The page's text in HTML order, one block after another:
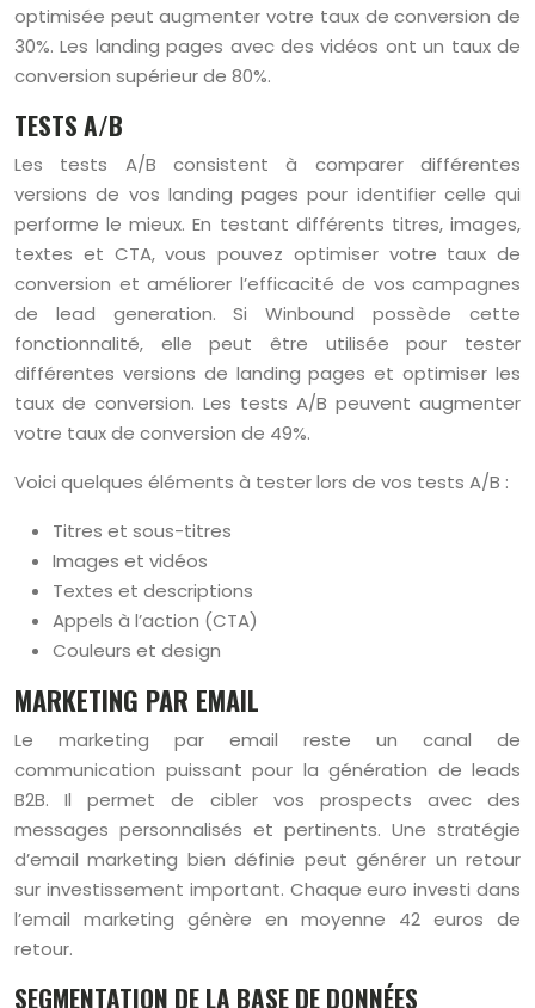
optimisée peut augmenter votre taux de conversion de
30%. Les landing pages avec des vidéos ont un taux de
conversion supérieur de 80%.
TESTS A/B
Les tests A/B consistent à comparer différentes
versions de vos landing pages pour identifier celle qui
performe le mieux. En testant différents titres, images,
textes et CTA, vous pouvez optimiser votre taux de
conversion et améliorer l’efficacité de vos campagnes
de lead generation. Si Winbound possède cette
fonctionnalité, elle peut être utilisée pour tester
différentes versions de landing pages et optimiser les
taux de conversion. Les tests A/B peuvent augmenter
votre taux de conversion de 49%.
Voici quelques éléments à tester lors de vos tests A/B :
Titres et sous-titres
Images et vidéos
Textes et descriptions
Appels à l’action (CTA)
Couleurs et design
MARKETING PAR EMAIL
Le marketing par email reste un canal de
communication puissant pour la génération de leads
B2B. Il permet de cibler vos prospects avec des
messages personnalisés et pertinents. Une stratégie
d’email marketing bien définie peut générer un retour
sur investissement important. Chaque euro investi dans
l’email marketing génère en moyenne 42 euros de
retour.
SEGMENTATION DE LA BASE DE DONNÉES